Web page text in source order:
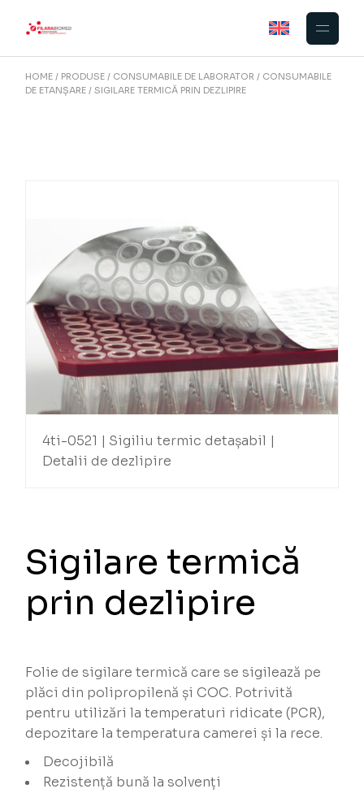
HOME PRODUSE CONSUMABILE DE LABORATOR
CONSUMABILE
DE ETANȘARE
SIGILARE TERMICĂ PRIN DEZLIPIRE
4ti-0521 | Sigiliu termic detașabil |
Detalii de dezlipire
Sigilare termică
prin dezlipire
Folie de sigilare termică care se sigilează pe
plăci din polipropilenă și COC. Potrivită
pentru utilizări la temperaturi ridicate (PCR),
depozitare la temperatura camerei și la rece.
Decojibilă
Rezistență bună la solvenți